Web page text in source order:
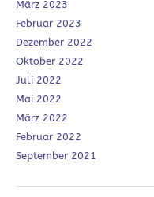
März 2023
Februar 2023
Dezember 2022
Oktober 2022
Juli 2022
Mai 2022
März 2022
Februar 2022
September 2021